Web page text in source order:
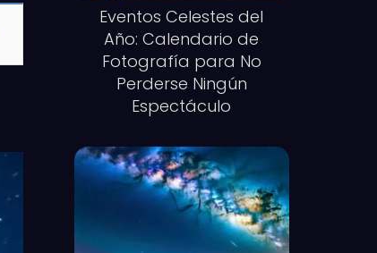
Eventos Celestes del
Año: Calendario de
Fotografía para No
Perderse Ningún
Espectáculo